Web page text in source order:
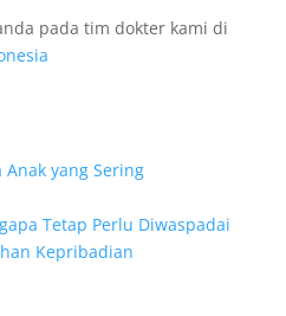
pada tim dokter kami di
yang Sering
Tetap Perlu Diwaspadai
Kepribadian